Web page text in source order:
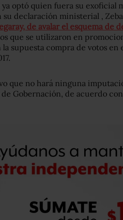
optó quien fuera su exoficial
su declaración ministerial ,
de avalar el esquema de
que se utilizaron en
supuesta compra de votos en
que no hará ninguna
Gobernación, de acuerdo